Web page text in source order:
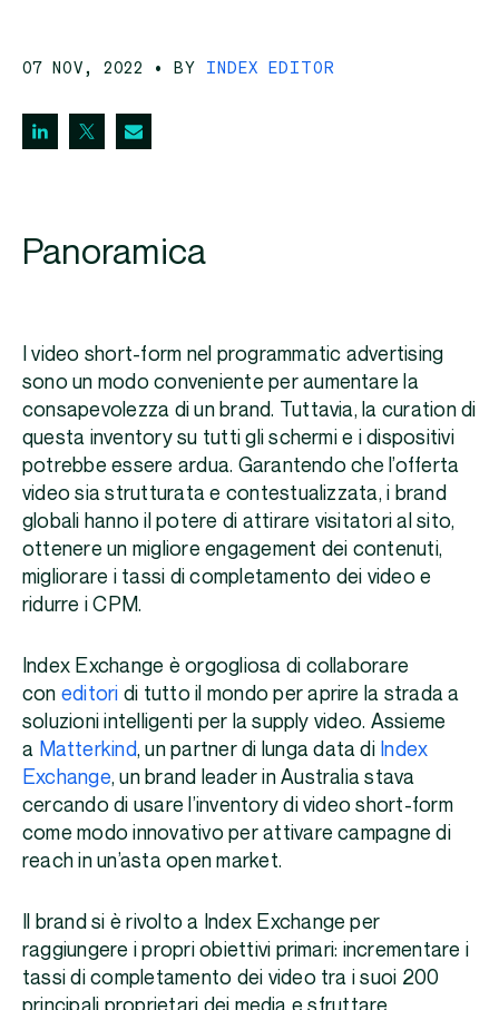
07 NOV, 2022 • BY INDEX EDITOR
Panoramica
I video short-form nel programmatic advertising
sono un modo conveniente per aumentare la
consapevolezza di un brand. Tuttavia, la curation di
questa inventory su tutti gli schermi e i dispositivi
potrebbe essere ardua. Garantendo che l’offerta
video sia strutturata e contestualizzata, i brand
globali hanno il potere di attirare visitatori al sito,
ottenere un migliore engagement dei contenuti,
migliorare i tassi di completamento dei video e
ridurre i CPM.
Index Exchange è orgogliosa di collaborare
con editori di tutto il mondo per aprire la strada a
soluzioni intelligenti per la supply video. Assieme
a Matterkind, un partner di lunga data di Index
Exchange, un brand leader in Australia stava
cercando di usare l’inventory di video short-form
come modo innovativo per attivare campagne di
reach in un’asta open market.
Il brand si è rivolto a Index Exchange per
raggiungere i propri obiettivi primari: incrementare i
tassi di completamento dei video tra i suoi 200